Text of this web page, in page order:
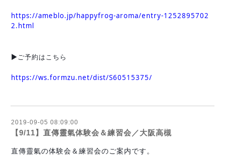
https://ameblo.jp/happyfrog-aroma/entry-1252895702
2.html
▶︎ご予約はこちら
https://ws.formzu.net/dist/S60515375/
2019-09-05 08:09:00
【9/11】直傳靈氣体験会＆練習会／大阪高槻
直傳靈氣の体験会＆練習会のご案内です。